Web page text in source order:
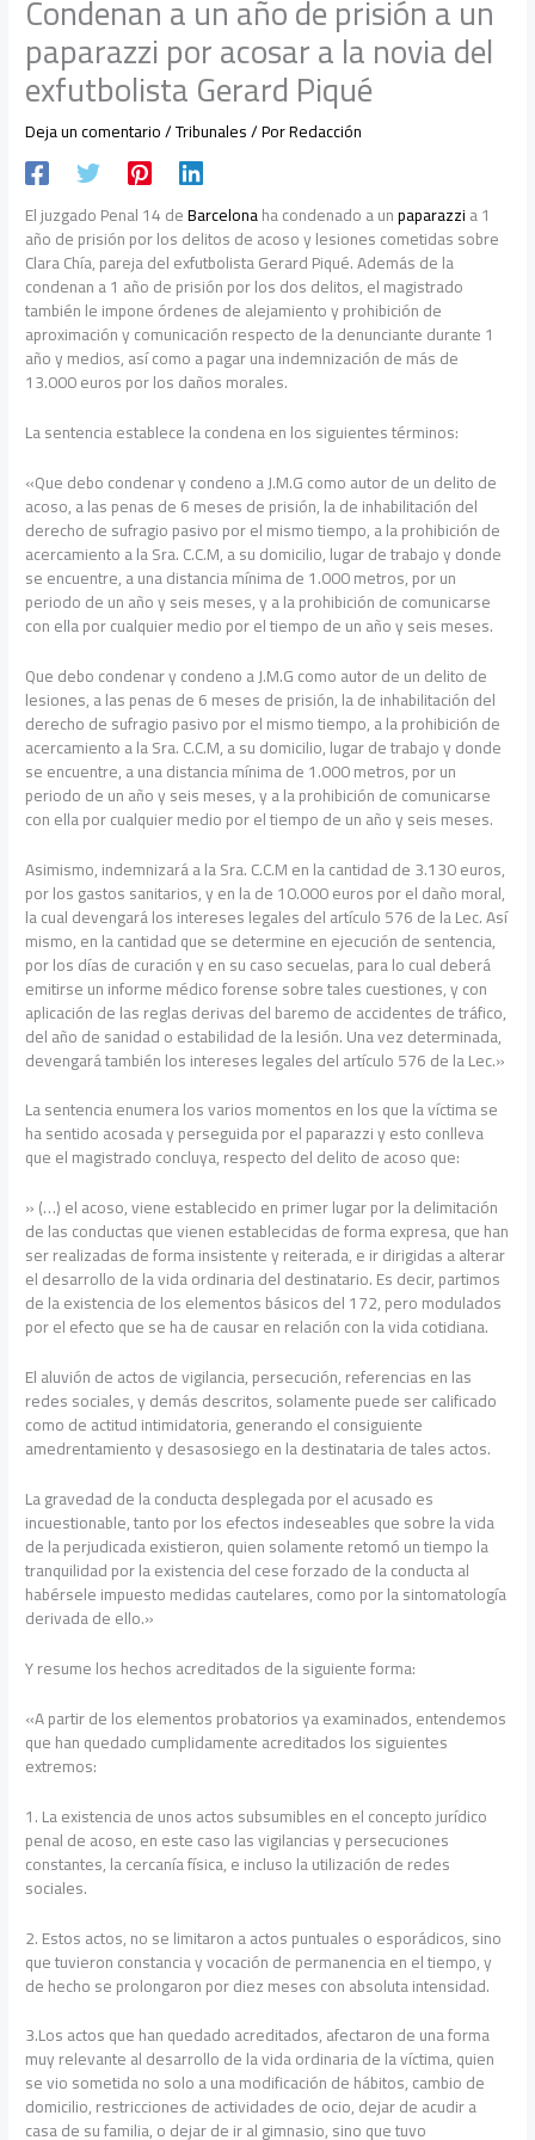
Condenan a un año de prisión a un
paparazzi por acosar a la novia del
exfutbolista Gerard Piqué
Deja un comentario/Tribunales/ PorRedacción
El juzgado Penal 14 deBarcelonaha condenado a unpaparazzia 1
año de prisión por los delitos de acoso y lesiones cometidas sobre
Clara Chía, pareja del exfutbolista Gerard Piqué. Además de la
condenan a 1 año de prisión por los dos delitos, el magistrado
también le impone órdenes de alejamiento y prohibición de
aproximación y comunicación respecto de la denunciante durante 1
año y medios, así como a pagar una indemnización de más de
13.000 euros por los daños morales.
La sentencia establece la condena en los siguientes términos:
«Que debo condenar y condeno a J.M.G como autor de un delito de
acoso, a las penas de 6 meses de prisión, la de inhabilitación del
derecho de sufragio pasivo por el mismo tiempo, a la prohibición de
acercamiento a la Sra. C.C.M, a su domicilio, lugar de trabajo y donde
se encuentre, a una distancia mínima de 1.000 metros, por un
periodo de un año y seis meses, y a la prohibición de comunicarse
con ella por cualquier medio por el tiempo de un año y seis meses.
Que debo condenar y condeno a J.M.G como autor de un delito de
lesiones, a las penas de 6 meses de prisión, la de inhabilitación del
derecho de sufragio pasivo por el mismo tiempo, a la prohibición de
acercamiento a la Sra. C.C.M, a su domicilio, lugar de trabajo y donde
se encuentre, a una distancia mínima de 1.000 metros, por un
periodo de un año y seis meses, y a la prohibición de comunicarse
con ella por cualquier medio por el tiempo de un año y seis meses.
Asimismo, indemnizará a la Sra. C.C.M en la cantidad de 3.130 euros,
por los gastos sanitarios, y en la de 10.000 euros por el daño moral,
la cual devengará los intereses legales del artículo 576 de la Lec. Así
mismo, en la cantidad que se determine en ejecución de sentencia,
por los días de curación y en su caso secuelas, para lo cual deberá
emitirse un informe médico forense sobre tales cuestiones, y con
aplicación de las reglas derivas del baremo de accidentes de tráfico,
del año de sanidad o estabilidad de la lesión. Una vez determinada,
devengará también los intereses legales del artículo 576 de la Lec.»
La sentencia enumera los varios momentos en los que la víctima se
ha sentido acosada y perseguida por el paparazzi y esto conlleva
que el magistrado concluya, respecto del delito de acoso que:
» (…) el acoso, viene establecido en primer lugar por la delimitación
de las conductas que vienen establecidas de forma expresa, que han
ser realizadas de forma insistente y reiterada, e ir dirigidas a alterar
el desarrollo de la vida ordinaria del destinatario. Es decir, partimos
de la existencia de los elementos básicos del 172, pero modulados
por el efecto que se ha de causar en relación con la vida cotidiana.
El aluvión de actos de vigilancia, persecución, referencias en las
redes sociales, y demás descritos, solamente puede ser calificado
como de actitud intimidatoria, generando el consiguiente
amedrentamiento y desasosiego en la destinataria de tales actos.
La gravedad de la conducta desplegada por el acusado es
incuestionable, tanto por los efectos indeseables que sobre la vida
de la perjudicada existieron, quien solamente retomó un tiempo la
tranquilidad por la existencia del cese forzado de la conducta al
habérsele impuesto medidas cautelares, como por la sintomatología
derivada de ello.»
Y resume los hechos acreditados de la siguiente forma:
«A partir de los elementos probatorios ya examinados, entendemos
que han quedado cumplidamente acreditados los siguientes
extremos:
1. La existencia de unos actos subsumibles en el concepto jurídico
penal de acoso, en este caso las vigilancias y persecuciones
constantes, la cercanía física, e incluso la utilización de redes
sociales.
2. Estos actos, no se limitaron a actos puntuales o esporádicos, sino
que tuvieron constancia y vocación de permanencia en el tiempo, y
de hecho se prolongaron por diez meses con absoluta intensidad.
3.Los actos que han quedado acreditados, afectaron de una forma
muy relevante al desarrollo de la vida ordinaria de la víctima, quien
se vio sometida no solo a una modificación de hábitos, cambio de
domicilio, restricciones de actividades de ocio, dejar de acudir a
casa de su familia, o dejar de ir al gimnasio, sino que tuvo